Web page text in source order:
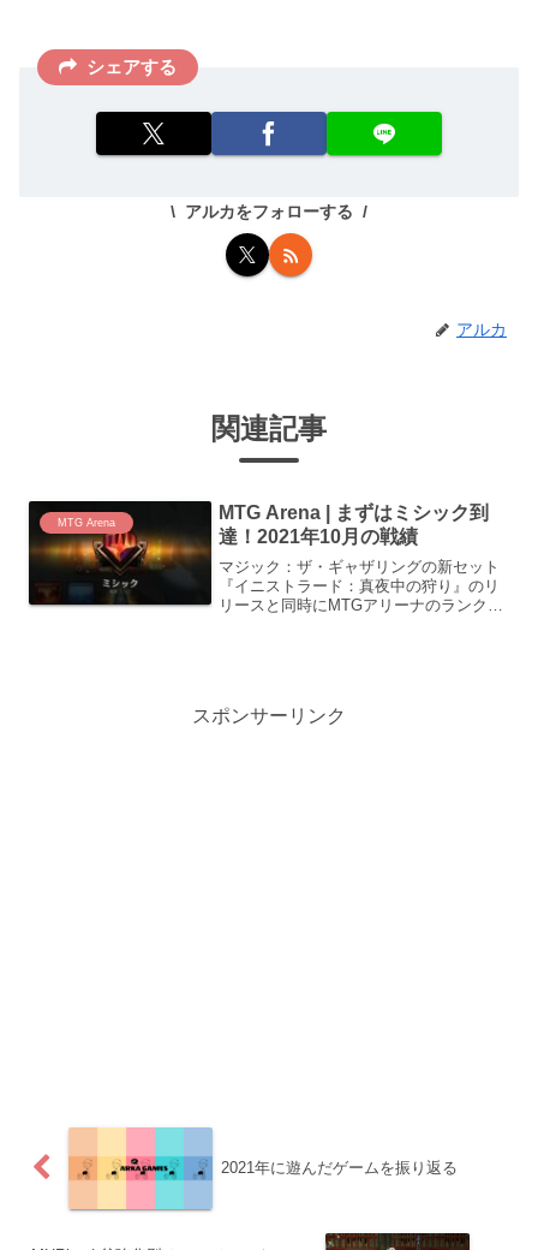
シェアする
アルカをフォローする
アルカ
関連記事
MTG Arena
MTG Arena | まずはミシック到
達！2021年10月の戦績
マジック：ザ・ギャザリングの新セット
『イニストラード：真夜中の狩り』のリ
リースと同時にMTGアリーナのランク戦
スポンサーリンク
2021年に遊んだゲームを振り返る